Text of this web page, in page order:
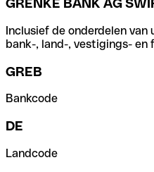
GRENKE BANK AG
Inclusief de onderdelen
bank-, land-, vestigings- en
GREB
Bankcode
DE
Landcode